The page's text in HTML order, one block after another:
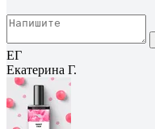
ЕГ
Екатерина Г.